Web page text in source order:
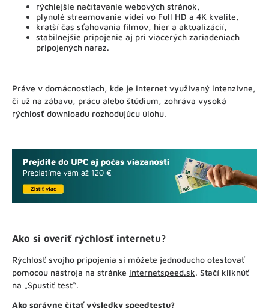
rýchlejšie načítavanie webových stránok,
plynulé streamovanie videí vo Full HD a 4K kvalite,
kratší čas sťahovania filmov, hier a aktualizácií,
stabilnejšie pripojenie aj pri viacerých zariadeniach
pripojených naraz.
Práve v domácnostiach, kde je internet využívaný intenzívne,
či už na zábavu, prácu alebo štúdium, zohráva vysoká
rýchlosť downloadu rozhodujúcu úlohu.
Ako si overiť rýchlosť internetu?
Rýchlosť svojho pripojenia si môžete jednoducho otestovať
pomocou nástroja na stránke internetspeed.sk. Stačí kliknúť
na „Spustiť test“.
Ako správne čítať výsledky speedtestu?